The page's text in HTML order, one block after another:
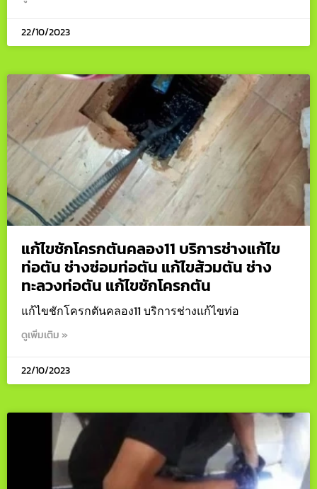
22/10/2023
แก้ไขชักโครกตันคลอง11 บริการช่างแก้ไข
ท่อตัน ช่างซ่อมท่อตัน แก้ไขส้วมตัน ช่าง
ทะลวงท่อตัน แก้ไขชักโครกตัน
แก้ไขชักโครกตันคลอง11 บริการช่างแก้ไขท่อ
ดูเพิ่มเติม »
22/10/2023